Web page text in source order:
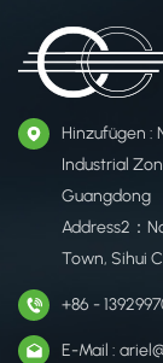
Hinzufügen :
Industrial
Guangdong
Address2：
Town, Sihui
+86 -
E-Mail :